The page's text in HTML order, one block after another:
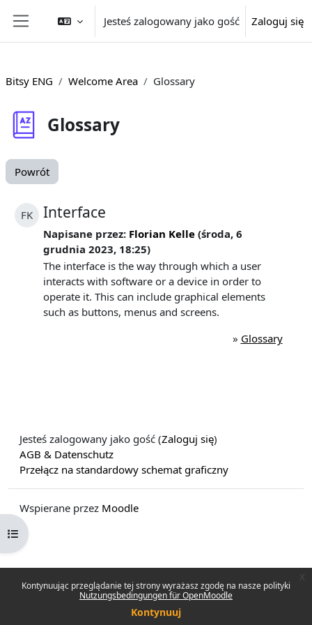
Przejdź do głównej zawartości
Kontynuując przeglądanie tej strony wyrażasz zgodę na nasze polityki
Nutzungsbedingungen für OpenMoodle
Kontynuuj
Panel boczny
Jesteś zalogowany jako gość Zaloguj się
Otwórz indeks kursu
Bitsy ENG Welcome Area Glossary
Glossary
Powrót
FK Interface
Napisane przez: Florian Kelle(środa, 6
grudnia 2023, 18:25)
The interface is the way through which a user
interacts with software or a device in order to
operate it. This can include graphical elements
such as buttons, menus and screens.
» Glossary
Jesteś zalogowany jako gość (Zaloguj się)
AGB & Datenschutz
Przełącz na standardowy schemat graficzny
Wspierane przez Moodle